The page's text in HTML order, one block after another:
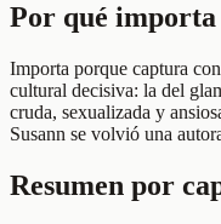
Por qué
Importa porque captura
cultural decisiva: la del
cruda, sexualizada y
Susann se volvió una
Resumen por